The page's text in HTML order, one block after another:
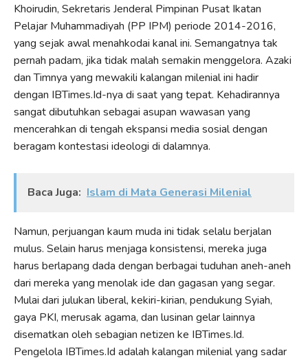
Khoirudin, Sekretaris Jenderal Pimpinan Pusat Ikatan
Pelajar Muhammadiyah (PP IPM) periode 2014-2016,
yang sejak awal menahkodai kanal ini. Semangatnya tak
pernah padam, jika tidak malah semakin menggelora. Azaki
dan Timnya yang mewakili kalangan milenial ini hadir
dengan IBTimes.Id-nya di saat yang tepat. Kehadirannya
sangat dibutuhkan sebagai asupan wawasan yang
mencerahkan di tengah ekspansi media sosial dengan
beragam kontestasi ideologi di dalamnya.
Baca Juga: Islam di Mata Generasi Milenial
Namun, perjuangan kaum muda ini tidak selalu berjalan
mulus. Selain harus menjaga konsistensi, mereka juga
harus berlapang dada dengan berbagai tuduhan aneh-aneh
dari mereka yang menolak ide dan gagasan yang segar.
Mulai dari julukan liberal, kekiri-kirian, pendukung Syiah,
gaya PKI, merusak agama, dan lusinan gelar lainnya
disematkan oleh sebagian netizen ke IBTimes.Id.
Pengelola IBTimes.Id adalah kalangan milenial yang sadar